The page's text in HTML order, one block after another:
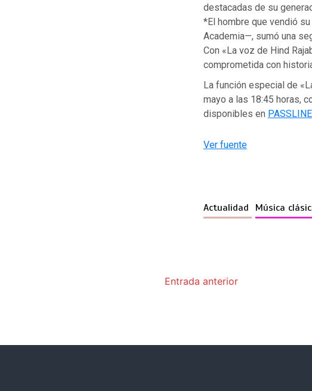
destacadas de su
*El hombre que vendió
Academia—, sumó una
Con «La voz de Hind
comprometida con
La función especial de
mayo a las 18:45 horas,
disponibles en PASSLINE
Ver fuente
Actualidad Música
Entrada anterior